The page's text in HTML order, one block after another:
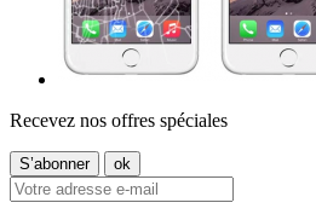
Recevez nos offres spéciales